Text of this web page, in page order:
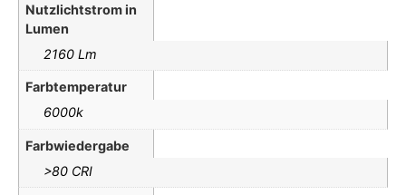
Nutzlichtstrom in
Lumen
2160 Lm
Farbtemperatur
6000k
Farbwiedergabe
>80 CRI